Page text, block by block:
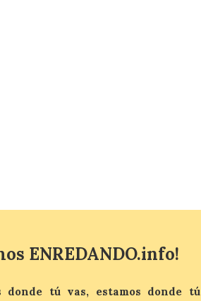
ENREDANDO.info!
donde tú vas, estamos donde tú